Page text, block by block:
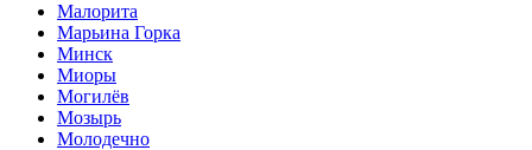
Малорита
Марьина Горка
Минск
Миоры
Могилёв
Мозырь
Молодечно